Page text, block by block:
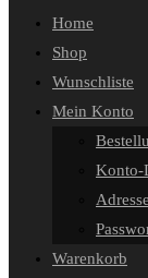
Home
Shop
Wunschliste
Mein Konto
Konto-
Warenkorb